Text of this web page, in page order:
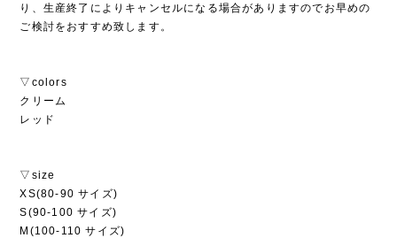
り、生産終了によりキャンセルになる場合がありますのでお早めの
ご検討をおすすめ致します。
▽colors
クリーム
レッド
▽size
XS(80-90 サイズ)
S(90-100 サイズ)
M(100-110 サイズ)